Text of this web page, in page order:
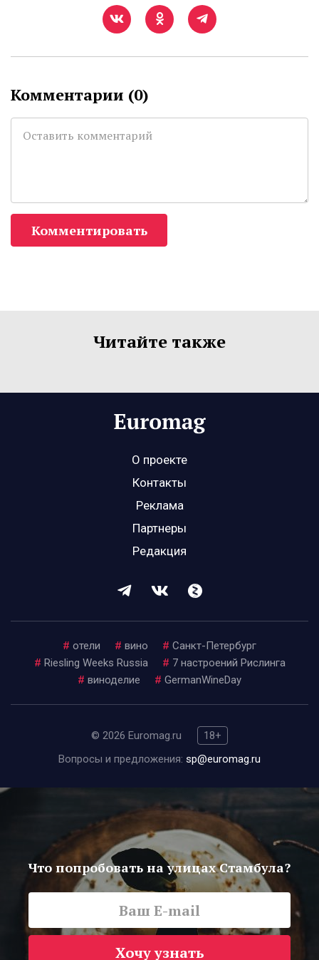
Комментарии (0)
Комментировать
Читайте также
О проекте
Контакты
Реклама
Партнеры
Редакция
# отели # вино # Санкт-Петербург
# Riesling Weeks Russia # 7 настроений Рислинга
# виноделие # GermanWineDay
© 2026 Euromag.ru
18+
Вопросы и предложения: sp@euromag.ru
Что попробовать на улицах Стамбула?
Хочу узнать